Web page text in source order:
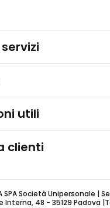
utili
clienti
SPA Società Unipersonale |
48 - 35129 Padova